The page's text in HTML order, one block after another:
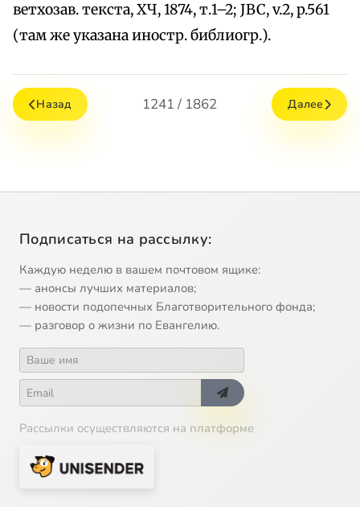
ветхозав. текста, ХЧ, 1874, т.1–2; JBC, v.2, p.561
(там же указана иностр. библиогр.).
Назад 1241 / 1862 Далее
Подписаться на рассылку:
Каждую неделю в вашем почтовом ящике:
— анонсы лучших материалов;
— новости подопечных Благотворительного фонда;
— разговор о жизни по Евангелию.
Рассылки осуществляются на платформе